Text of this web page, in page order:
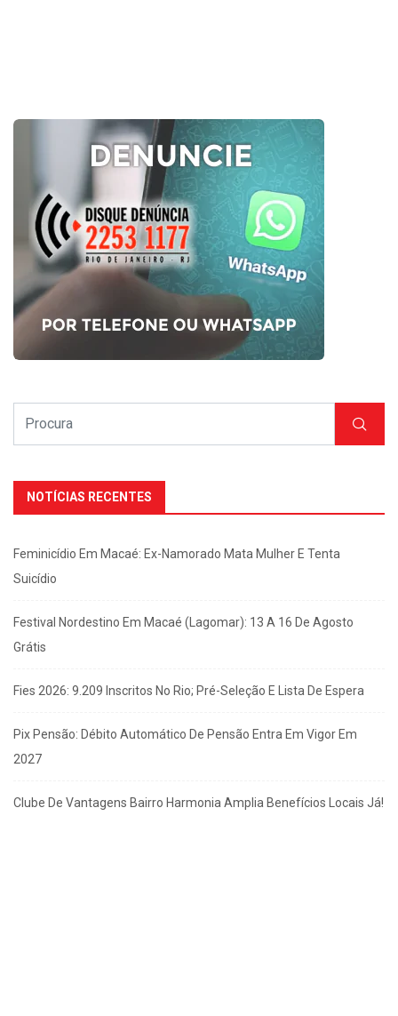
NOTÍCIAS RECENTES
Feminicídio Em Macaé: Ex-Namorado Mata Mulher E Tenta
Suicídio
Festival Nordestino Em Macaé (Lagomar): 13 A 16 De Agosto
Grátis
Fies 2026: 9.209 Inscritos No Rio; Pré-Seleção E Lista De Espera
Pix Pensão: Débito Automático De Pensão Entra Em Vigor Em
2027
Clube De Vantagens Bairro Harmonia Amplia Benefícios Locais Já!